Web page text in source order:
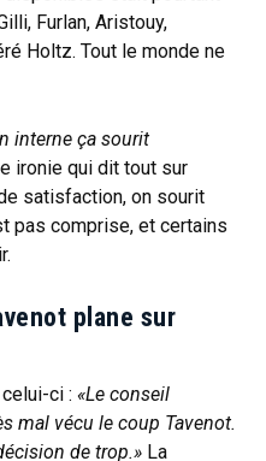
Furlan, Aristouy,
Holtz. Tout le monde ne
interne ça sourit
ironie qui dit tout sur
satisfaction, on sourit
pas comprise, et certains
plane sur
ci : «Le conseil
mal vécu le coup Tavenot.
de trop.» La